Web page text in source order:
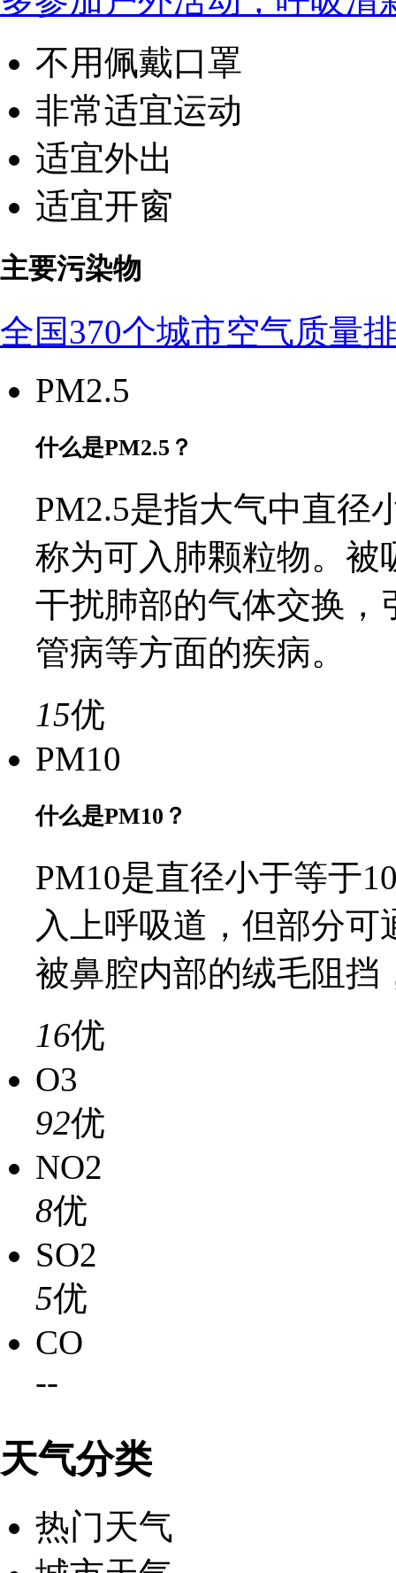
不用佩戴口罩
非常适宜运动
适宜外出
适宜开窗
主要污染物
全国370个城市空气质量
PM2.5
什么是PM2.5？
PM2.5是指大气中直径
称为可入肺颗粒物。被
干扰肺部的气体交换，
管病等方面的疾病。
15优
PM10
什么是PM10？
PM10是直径小于等于
入上呼吸道，但部分
被鼻腔内部的绒毛阻挡
16优
O3
92优
NO2
8优
SO2
5优
CO
--
天气分类
热门天气